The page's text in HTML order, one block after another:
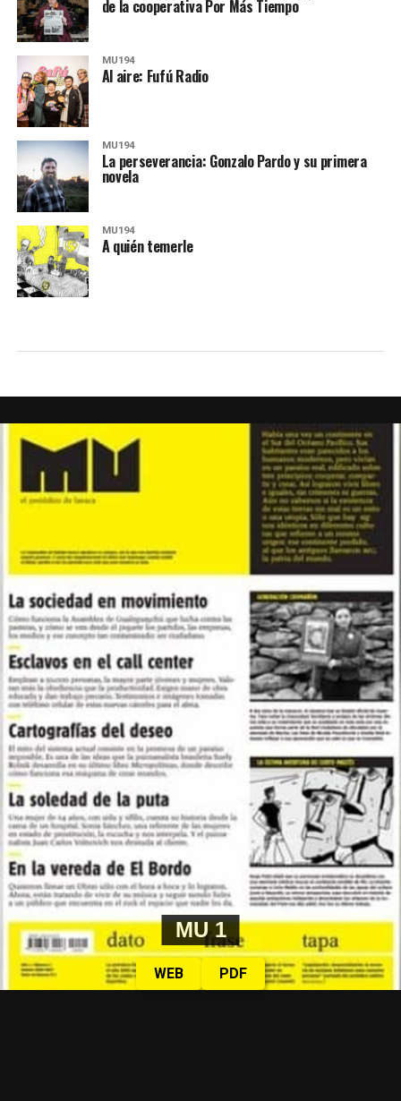
de la cooperativa Por Más Tiempo
MU194
Al aire: Fufú Radio
MU194
La perseverancia: Gonzalo Pardo y su primera
novela
MU194
A quién temerle
MU 1
WEB PDF